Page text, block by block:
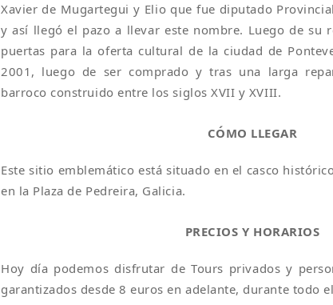
Xavier de Mugartegui y Elio que fue diputado
y así llegó el pazo a llevar este nombre. Luego de su
puertas para la oferta cultural de la ciudad de
2001, luego de ser comprado y tras una larga
barroco construido entre los siglos XVII y XVIII.
CÓMO LLEGAR
Este sitio emblemático está situado en el casco
en la Plaza de Pedreira, Galicia.
PRECIOS Y HORARIOS
Hoy día podemos disfrutar de Tours privados y
garantizados desde 8 euros en adelante, durante todo